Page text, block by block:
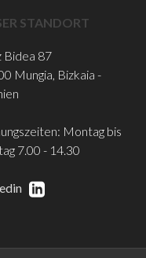
STANDORT
Bidea 87
Mungia, Bizkaia -
Montag bis
7.00 - 14.30